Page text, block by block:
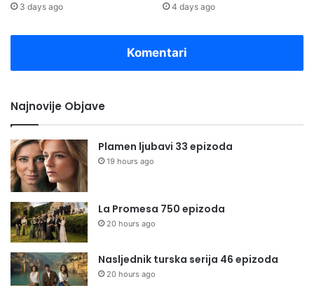
3 days ago 4 days ago
Komentari
Najnovije Objave
Plamen ljubavi 33 epizoda
19 hours ago
La Promesa 750 epizoda
20 hours ago
Nasljednik turska serija 46 epizoda
20 hours ago